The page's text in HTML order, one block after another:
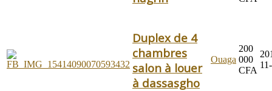
Duplex de 4
chambres
salon à louer
à dassasgho
Ouaga
200
000
CFA